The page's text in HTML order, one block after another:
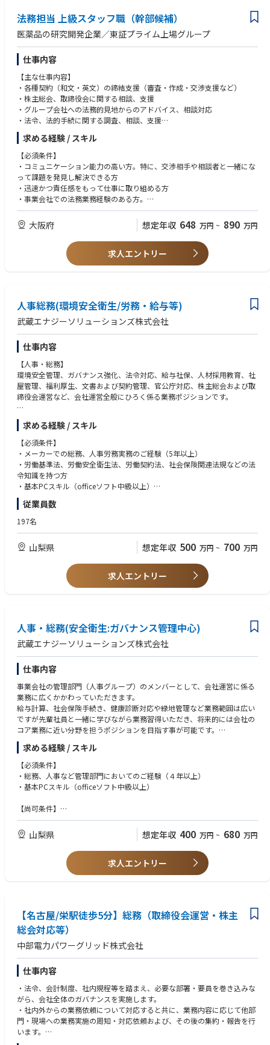
一方で、立上げフェーズのため、固定化された業務だけをこなすのではな
く、必要な仕組みを自ら考え、関係者を巻き込みながら形にしていくこと
ができます。経営陣や関係部門との距離が近く、会社の変革を肌で感じな
がら働ける環境です。
担う
【期待するアウトプット】
・経営陣・取締役会が信頼して参照できる、全社リスクマップと定期報告
体制の確立
・監査法人・外部取締役の評価に耐えうる、盤石な内部統制・J-SOX対応
体制の構築と維持
・コンプライアンスを「制約」ではなく「事業成長の土台」として捉える
組織文化の醸成と、現場から自然に相談されるリスクマネジメント機能の
実現
・IPO達成を支える統制環境の整備と、上場後も機能し続けるガバナンス
基盤の確立
【組織構成】
リスクマネジメント部 部長1名（コーポレート本部長が兼任）←募集ポ
ジション
‐法務
マネージャー1名 30代中盤
リーダー ←募集中
メンバー2名 30前半、20代中盤
リーダー1名 40代前半
メンバー2名 40代前半、20代中盤
・スタートアップ・ベンチャー企業でのコーポレート機能の組織構築経験
・IPO準備実務（内部統制整備・コンプライアンス体制構築）の経験
■求める人物像
・揺るぎない独立性と是々非々の精神：事業の圧力や経営陣の意向に流さ
れず、リスクの視点で物を言える胆力と判断軸を持つこと
・成長を殺さない守りの設計力：単に禁止・制約するのではなく、適切な
リスクテイクを可能にする統制環境を設計する思考力を持ち、ガードレー
ルを事業の武器に変える発想ができること
・仕組みで属人性を排除するアーキテクト思考：個別対応ではなく再現性
のある制度・プロセスを設計・実装することに価値を見出し、予防統制を
組み込む思考を持てること
・地道な仕組み化へのコミットメント：華々しい短期成果よりも、企業価
値を守り抜くミッションに誇りを持って向き合い、リスクの極小化と堅実
な仕組み作りに情熱を注げるマインドを持つこと
法務担当 上級スタッフ職（幹部候補）
医薬品の研究開発企業／東証プライム上場グループ
仕事内容
【主な仕事内容】
・各種契約（和文・英文）の締結支援（審査・作成・交渉支援など）
・株主総会、取締役会に関する相談、支援
・グループ会社への法務的見地からのアドバイス、相談対応
・法令、法的手続に関する調査、相談、支援
・社内規程類の制改廃に関する企画、立案、相談、支援・法律事務所
・特許事務所など外部専門家との連携
・コンプライアンスの推進、教育の企画と実施
・特許・商標権等の知的財産権の取得、維持、管理に関する相談、支援
・輸出管理に関する相談、支援
・その他、各種事務
企業法務としての専門性を活かしながら、高度な技術力を持つ医薬品・治
験薬製造事業を法務面から支えることができます。直接患者様と接する機
会はありませんが、医療・医薬品分野を通じて社会貢献を実感できるポジ
ションです。また、将来的には親会社・グループ会社関連業務に携わる可
求める経験 / スキル
【必須条件】
・コミュニケーション能力の高い方。特に、交渉相手や相談者と一緒にな
って課題を発見し解決できる方
・迅速かつ責任感をもって仕事に取り組める方
・事業会社での法務業務経験のある方。
・英語を使用した業務経験
【歓迎条件】
・化学メーカーでの業務経験
・知的財産権の出願、調査、管理経験
・知財に関する業務経験
【求める人物像】
分からないことは自ら調べ、周囲と相談しながら答えを導き出せる方
日々の努力や経験を自身の成⾧につなげられる方
謙虚な姿勢で物事に取り組める方
大阪府 想定年収 648 万円 ~ 890 万円
求人エントリー
人事総務(環境安全衛生/労務・給与等)
武蔵エナジーソリューションズ株式会社
仕事内容
【人事・総務】
環境安全管理、ガバナンス強化、法令対応、給与社保、人材採用教育、社
屋管理、福利厚生、文書および契約管理、官公庁対応、株主総会および取
締役会運営など、会社運営全般にひろく係る業務ポジションです。
事業会社の管理部門（人事グループ）のメンバーとして以下の業務よりい
くつかをご担当いただき自律的に推進していただきます。
◆ 内部統制、ガバナンス、文書および契約管理
◆安全衛生管理
・安全衛生委員会運営
・労災対策/再発防止策立案/職場環境の改善
・産業医対応
・健康増進活動
・安否確認対応
・防災体制整備
・共有インフラ（厚生）施設の管理・営繕
・工場／オフィス設備の保守・修繕対応
・ISO14001など事務局業務・外部監査対応
◆ 健康経営
◆ 人事制度、勤怠管理、給与計算
・給与計算体制の管理運営
・社会保険手続き事務
・賃金規則、就業規則の改定と運営
◆採用業務
・採用施策検討提案
・工場見学案内対応
6名（Mgr、人事労務担当、中途採用担当、総務および新卒採用担当、勤怠
給与担当、派遣事務）
メンバー→人事グループ総務チームリーダー→人事グループMgr
求める経験 / スキル
【必須条件】
・メーカーでの総務、人事労務実務のご経験（5年以上）
・労働基準法、労働安全衛生法、労働契約法、社会保険関連法規などの法
令知識を持つ方
・基本PCスキル（officeソフト中級以上）
【尚可条件】
・第一種衛生管理者、安全管理者、甲種防火管理者、化学物質管理者
・行政対応／法令関連業務
・関係官庁等への提出書類作成及び管理
従業員数
197名
山梨県 想定年収 500 万円 ~ 700 万円
求人エントリー
人事・総務(安全衛生:ガバナンス管理中心)
武蔵エナジーソリューションズ株式会社
仕事内容
事業会社の管理部門（人事グループ）のメンバーとして、会社運営に係る
業務に広くかかわっていただきます。
給与計算、社会保険手続き、健康診断対応や緑地管理など業務範囲は広い
ですが先輩社員と一緒に学びながら業務習得いただき、将来的には会社の
コア業務に近い分野を担うポジションを目指す事が可能です。
【業務の具体例】
・総務業務全般（社内安全/衛生/防災/環境）
■ 安全衛生管理
・安全衛生委員会運営
・労働安全衛生法に基づく体制の整備、運営
・労災対策/再発防止策立案/職場環境の改善
■ 防災・BCP対応
・防災体制整備
・安否確認対応
■ 環境・施設管理
・共有インフラ（厚生）施設の管理・営繕
・工場／オフィス設備の保守・修繕対応
・ISO14001など事務局業務・外部監査対応
■ 健康経営
・各種健康診断・予防接種等の管理運営
求める経験 / スキル
【必須条件】
・総務、人事など管理部門においてのご経験（４年以上）
・基本PCスキル（officeソフト中級以上）
【尚可条件】
・メーカーでの総務、人事労務実務のご経験
・衛生管理者、安全管理者、防火管理者、化学物質管理者、
商業および工業簿記2級の有資格者
・法令対応、ガバナンス、内部統制、社内規定整備にかかる業務経験
・株主総会、取締役会の行事対応
・行政対応／法令関連業務
山梨県 想定年収 400 万円 ~ 680 万円
求人エントリー
【名古屋/栄駅徒歩5分】総務（取締役会運営・株主
総会対応等）
中部電力パワーグリッド株式会社
仕事内容
・法令、会計制度、社内規程等を踏まえ、必要な部署・要員を巻き込みな
がら、会社全体のガバナンスを実施します。
・社内外からの業務依頼について対応すると共に、業務内容に応じて他部
門・現場への業務実施の周知・対応依頼および、その後の集約・報告を行
います。
・一般的に管理間接業務と言われるすべての業務に関わり、依頼業務の遂